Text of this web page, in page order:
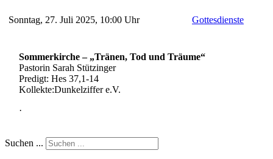
Sonntag, 27. Juli 2025, 10:00 Uhr Gottesdienste
Sommerkirche – „Tränen, Tod und Träume“
Pastorin Sarah Stützinger
Predigt: Hes 37,1-14
Kollekte:Dunkelziffer e.V.
·
Suchen ...